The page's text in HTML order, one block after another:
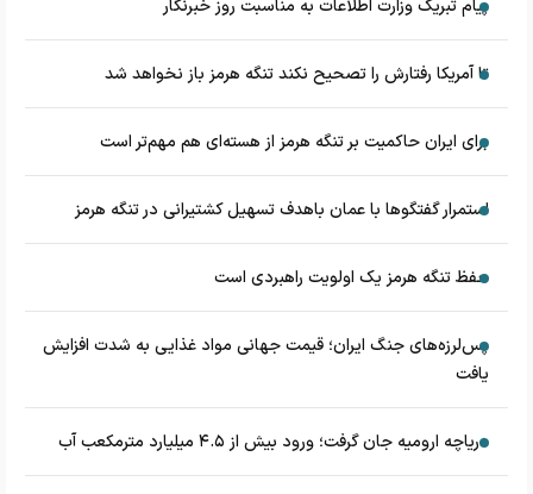
پیام تبریک وزارت اطلاعات به مناسبت روز خبرنگار
تا آمریکا رفتارش را تصحیح نکند تنگه هرمز باز نخواهد شد
برای ایران حاکمیت بر تنگه هرمز از هسته‌ای هم مهم‌تر است
استمرار گفتگوها با عمان باهدف تسهیل کشتیرانی در تنگه هرمز
حفظ تنگه هرمز یک اولویت راهبردی است
پس‌لرزه‌های جنگ ایران؛ قیمت جهانی مواد غذایی به شدت افزایش
یافت
دریاچه ارومیه جان گرفت؛ ورود بیش از ۴.۵ میلیارد مترمکعب آب